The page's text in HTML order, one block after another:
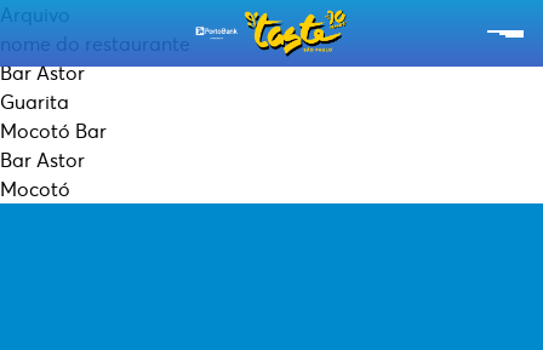
EXPERIÊNCIAS
Arquivo
nome do restaurante
Bar Astor
Guarita
Mocotó Bar
Bar Astor
Mocotó